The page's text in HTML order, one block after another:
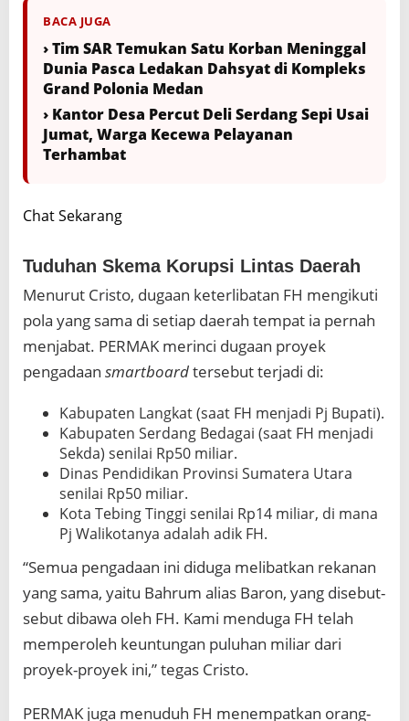
BACA JUGA
› Tim SAR Temukan Satu Korban Meninggal
Dunia Pasca Ledakan Dahsyat di Kompleks
Grand Polonia Medan
› Kantor Desa Percut Deli Serdang Sepi Usai
Jumat, Warga Kecewa Pelayanan
Terhambat
Chat Sekarang
Tuduhan Skema Korupsi Lintas Daerah
Menurut Cristo, dugaan keterlibatan FH mengikuti
pola yang sama di setiap daerah tempat ia pernah
menjabat. PERMAK merinci dugaan proyek
pengadaan smartboardtersebut terjadi di:
Kabupaten Langkat (saat FH menjadi Pj Bupati).
Kabupaten Serdang Bedagai (saat FH menjadi
Sekda) senilai Rp50 miliar.
Dinas Pendidikan Provinsi Sumatera Utara
senilai Rp50 miliar.
Kota Tebing Tinggi senilai Rp14 miliar, di mana
Pj Walikotanya adalah adik FH.
“Semua pengadaan ini diduga melibatkan rekanan
yang sama, yaitu Bahrum alias Baron, yang disebut-
sebut dibawa oleh FH. Kami menduga FH telah
memperoleh keuntungan puluhan miliar dari
proyek-proyek ini,” tegas Cristo.
PERMAK juga menuduh FH menempatkan orang-